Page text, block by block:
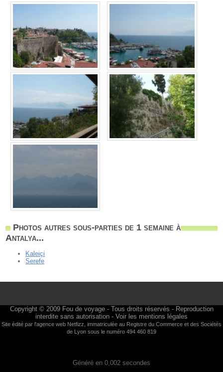
Photos autres sous-parties de 1 semaine à
Antalya...
Kaleiçi
Serefe
Copyright © 2009 Fou de voyage- Tous droits réservés - Reproduction
interdite sans autorisation - Voir les mentions légales
Site édité par l'agence web Netfizz, immatriculée au Registre du Commerce et des Sociétés
de Lyon sous le numéro 494 460 819
Généré en 0,002 secondes